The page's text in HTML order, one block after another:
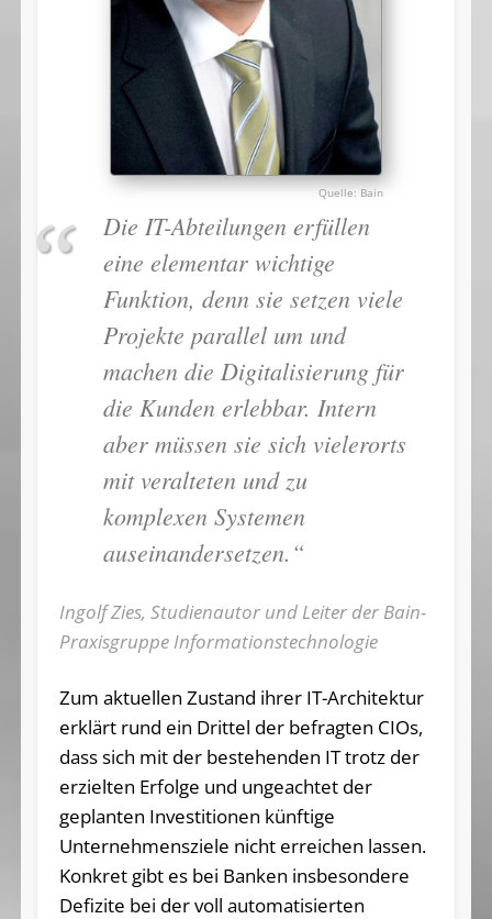
Bain
Die IT-Abteilungen erfüllen
eine elementar wichtige
Funktion, denn sie setzen viele
Projekte parallel um und
machen die Digitalisierung für
die Kunden erlebbar. Intern
aber müssen sie sich vielerorts
mit veralteten und zu
komplexen Systemen
auseinandersetzen.“
Ingolf Zies, Studienautor und Leiter der Bain-
Praxisgruppe Informationstechnologie
Zum aktuellen Zustand ihrer IT-Architektur
erklärt rund ein Drittel der befragten CIOs,
dass sich mit der bestehenden IT trotz der
erzielten Erfolge und ungeachtet der
geplanten Investitionen künftige
Unternehmensziele nicht erreichen lassen.
Konkret gibt es bei Banken insbesondere
Defizite bei der voll automatisierten